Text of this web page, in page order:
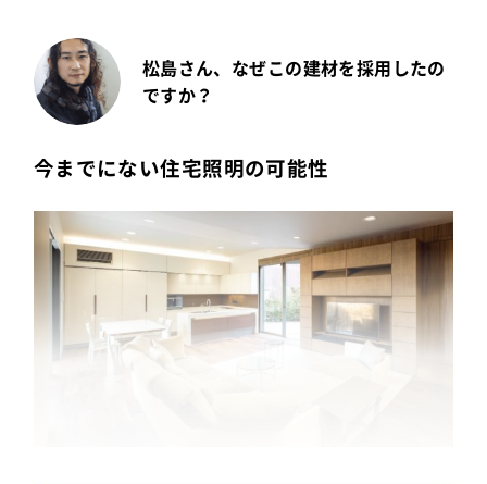
松島さん、なぜこの建材を採用したの
ですか？
今までにない住宅照明の可能性